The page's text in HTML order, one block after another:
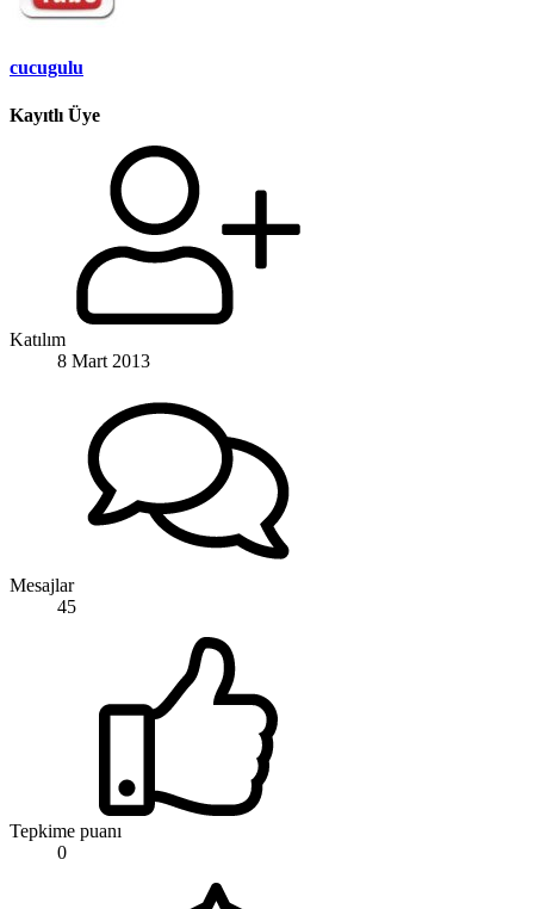
cucugulu
Kayıtlı Üye
Katılım
8 Mart 2013
Mesajlar
45
Tepkime puanı
0